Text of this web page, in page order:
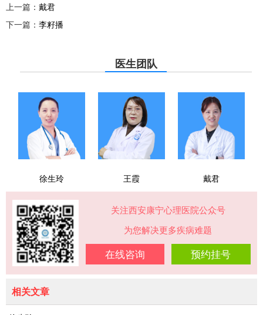
上一篇： 戴君
下一篇： 李籽播
医生团队
徐生玲 王霞 戴君
关注西安康宁心理医院公众号
为您解决更多疾病难题
在线咨询 预约挂号
相关文章